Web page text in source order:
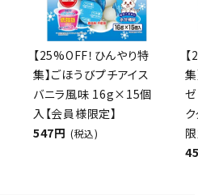
【25%OFF！ひんやり特
集】ごほうびプチアイス
バニラ風味 16g×15個
入【会員様限定】
547円 (税込)
限